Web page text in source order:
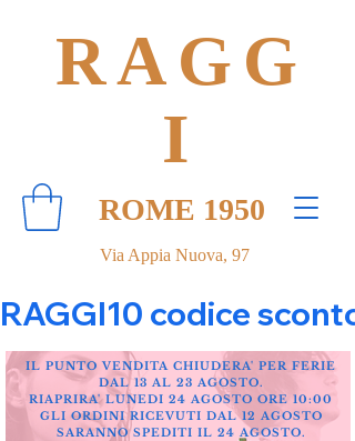
Via Appia Nuova, 97
RAGG
I
ROME 1950
RAGGI10 codice
IL PUNTO VENDITA CHIUDERA' PER FERIE
DAL 13 AL 23 AGOSTO.
RIAPRIRA' LUNEDI 24 AGOSTO ORE 10:00
GLI ORDINI RICEVUTI DAL 12 AGOSTO
SARANNO SPEDITI IL 24 AGOSTO.